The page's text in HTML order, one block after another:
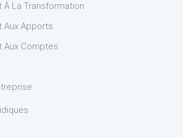
À La Transformation
Aux Apports
Aux Comptes